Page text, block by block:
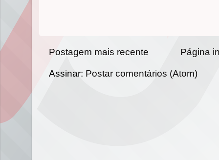
Postagem mais recente Página
Assinar: Postar comentários (Atom)